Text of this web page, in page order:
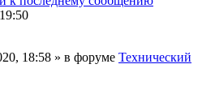
18:58 » в форуме Технический